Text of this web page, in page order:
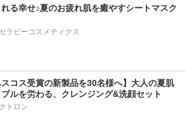
る幸せ♪夏のお疲れ肌を癒やすシートマスク
ラピーコスメティクス
スコス受賞の新製品を30名様へ】大人の夏肌
ブルを労わる、クレンジング&洗顔セット
トロン